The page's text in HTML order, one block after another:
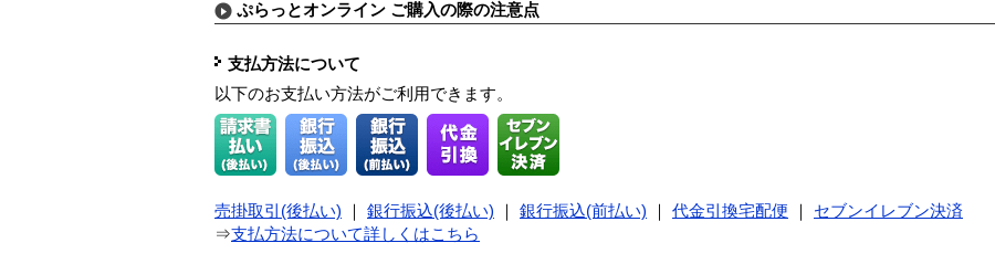
ぷらっとオンライン ご購入の際の注意点
支払方法について
以下のお支払い方法がご利用できます。
売掛取引(後払い) 銀行振込(後払い) 銀行振込(前払い) 代金引換宅配便
セブンイレブン決済
⇒支払方法について詳しくはこちら